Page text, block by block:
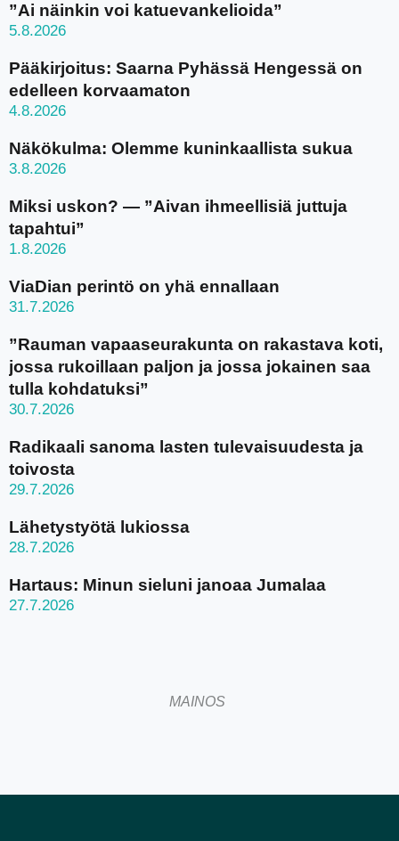
”Ai näinkin voi katuevankelioida”
5.8.2026
Pääkirjoitus: Saarna Pyhässä Hengessä on
edelleen korvaamaton
4.8.2026
Näkökulma: Olemme kuninkaallista sukua
3.8.2026
Miksi uskon? — ”Aivan ihmeellisiä juttuja
tapahtui”
1.8.2026
ViaDian perintö on yhä ennallaan
31.7.2026
”Rauman vapaaseurakunta on rakastava koti,
jossa rukoillaan paljon ja jossa jokainen saa
tulla kohdatuksi”
30.7.2026
Radikaali sanoma lasten tulevaisuudesta ja
toivosta
29.7.2026
Lähetystyötä lukiossa
28.7.2026
Hartaus: Minun sieluni janoaa Jumalaa
27.7.2026
MAINOS